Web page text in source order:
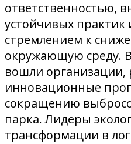
ответственностью,
устойчивых
стремлением к
окружающую среду.
вошли
инновационные
сокращению
парка. Лидеры
трансформации в